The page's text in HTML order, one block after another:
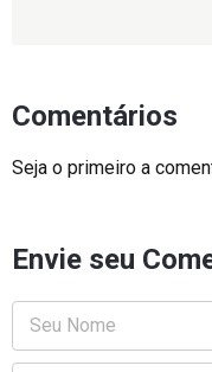
Comentários
Seja o primeiro a
Envie seu